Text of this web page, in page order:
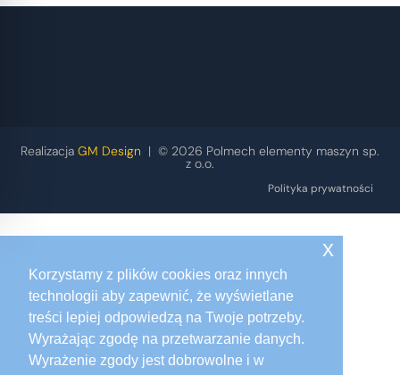
Korzystamy z plików cookies oraz innych
technologii aby zapewnić, że wyświetlane
treści lepiej odpowiedzą na Twoje potrzeby.
Wyrażając zgodę na przetwarzanie danych.
Wyrażenie zgody jest dobrowolne i w
x
Realizacja GM Design | © 2026 Polmech elementy maszyn sp.
z o.o.
Polityka prywatności